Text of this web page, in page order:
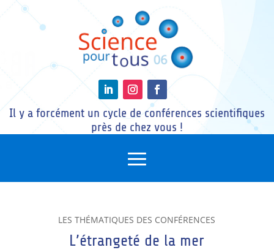
Il y a forcément un cycle de conférences scientifiques
près de chez vous !
LES THÉMATIQUES DES CONFÉRENCES
L’étrangeté de la mer